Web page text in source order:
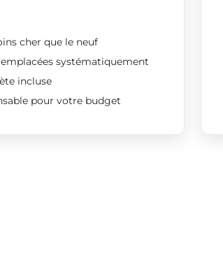
cher que le neuf
systématiquement
incluse
pour votre budget